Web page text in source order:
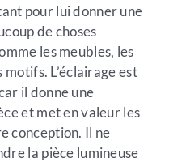
pour lui donner une
de choses
les meubles, les
L’éclairage est
il donne une
et met en valeur les
conception. Il ne
la pièce lumineuse